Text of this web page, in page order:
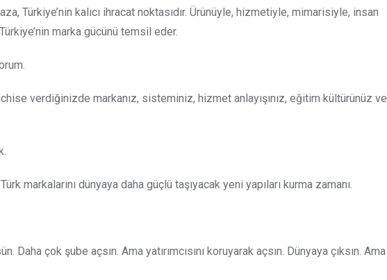
Türkiye’nin kalıcı ihracat noktasıdır. Ürünüyle, hizmetiyle, mimarisiyle, insan
marka gücünü temsil eder.
verdiğinizde markanız, sisteminiz, hizmet anlayışınız, eğitim kültürünüz ve
markalarını dünyaya daha güçlü taşıyacak yeni yapıları kurma zamanı.
Daha çok şube açsın. Ama yatırımcısını koruyarak açsın. Dünyaya çıksın. Ama